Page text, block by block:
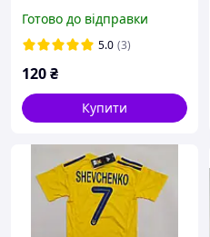
спортивних
вболівальників та свят,
Готово до відправки
5.0 (3)
120₴
Купити